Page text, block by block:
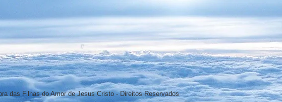
das Filhas do Amor de Jesus Cristo - Direitos Reservados